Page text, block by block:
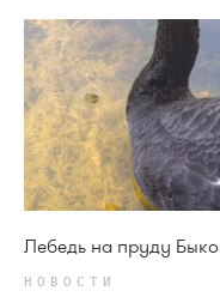
Лебедь на пруду
НОВОСТИ